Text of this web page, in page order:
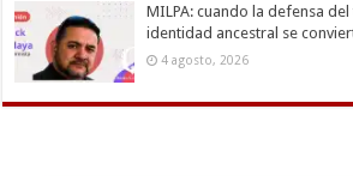
MILPA: cuando la defensa
identidad ancestral se
4 agosto, 2026